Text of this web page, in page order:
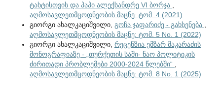
ტახტისთვის და პაპი ალექსანდრე VI ბორჯა ,
აღმოსავლეთმცოდნეობის მაცნე: ტომ. 4 (2021)
გიორგი ახალკაციშვილი, გოჩა ჯაფარიძე - გახსენება ,
აღმოსავლეთმცოდნეობის მაცნე: ტომ. 5 No. 1 (2022)
გიორგი ახალკაციშვილი, რეცენზია ემზარ მაკარაძის
მონოგრაფიაზე - „თურქეთის საში- ნაო პოლიტიკის
ძირითადი პრობლემები 2000-2024 წლებში“ ,
აღმოსავლეთმცოდნეობის მაცნე: ტომ. 8 No. 1 (2025)